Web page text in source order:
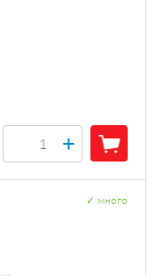
+
много